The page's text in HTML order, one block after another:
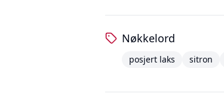
Nøkkelord
posjert laks sitron